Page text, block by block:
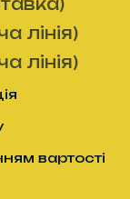
лінія)
лінія)
вартості